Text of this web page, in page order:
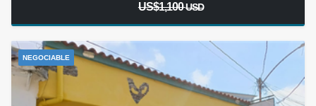
US$1,100USD
NEGOCIABLE